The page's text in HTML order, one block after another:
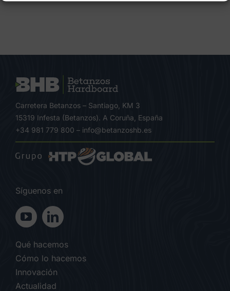
Carretera Betanzos – Santiago, KM 3
15319 Infesta (Betanzos). A Coruña, España
+34 981 779 800 – info@betanzoshb.es
Síguenos en
Qué hacemos
Cómo lo hacemos
Innovación
Actualidad